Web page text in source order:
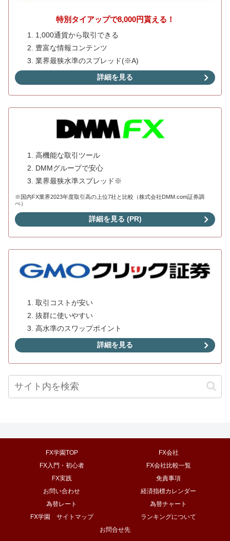
特別タイアップで8,000円貰える！
1,000通貨から取引できる
豊富な情報コンテンツ
業界最狭水準のスプレッド(※A)
詳細を見る
高機能な取引ツール
DMMグループで安心
業界最狭水準スプレッド※
※国内FX業界2023年度取引高の上位7社と比較（株式会社DMM.com証券調
べ）
詳細を見る (PR)
取引コストが安い
抜群に使いやすい
高水準のスワップポイント
詳細を見る
FX学園TOP
FX会社
FX入門・初心者
FX会社比較一覧
FX実践
免責事項
お問い合わせ
経済指標カレンダー
為替レート
為替チャート
FX学園 サイトマップ
ランキングについて
お問合せ先